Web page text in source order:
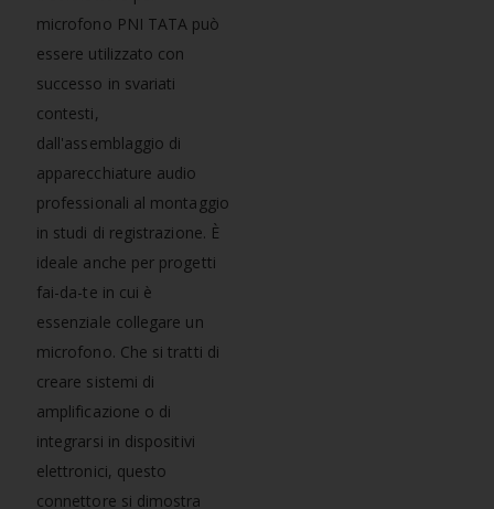
microfono PNI TATA può
essere utilizzato con
successo in svariati
contesti,
dall'assemblaggio di
apparecchiature audio
professionali al montaggio
in studi di registrazione. È
ideale anche per progetti
fai-da-te in cui è
essenziale collegare un
microfono. Che si tratti di
creare sistemi di
amplificazione o di
integrarsi in dispositivi
elettronici, questo
connettore si dimostra